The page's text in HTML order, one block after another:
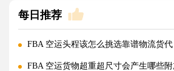
每日推荐
FBA 空运头程该怎么挑选靠谱物流货代（国
FBA 空运货物超重超尺寸会产生哪些附加费?(不清